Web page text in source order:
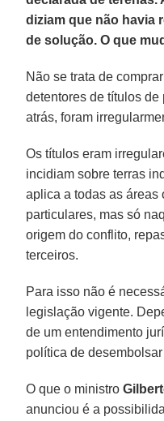
diziam que não havia
de solução. O que
Não se trata de
detentores de títulos
atrás, foram
Os títulos eram
incidiam sobre terras
aplica a todas as áreas
particulares, mas só
origem do conflito,
terceiros.
Para isso não é
legislação vigente.
de um entendimento
política de
O que o ministro
anunciou é a